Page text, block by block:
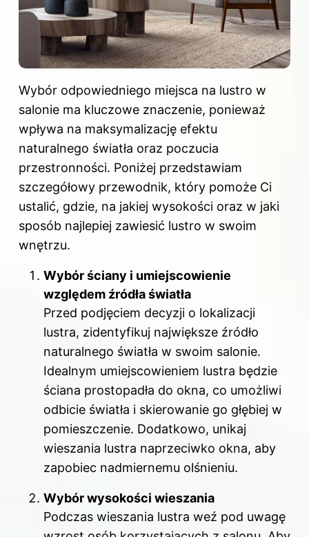
Wybór odpowiedniego miejsca na lustro w
salonie ma kluczowe znaczenie, ponieważ
wpływa na maksymalizację efektu
naturalnego światła oraz poczucia
przestronności. Poniżej przedstawiam
szczegółowy przewodnik, który pomoże Ci
ustalić, gdzie, na jakiej wysokości oraz w jaki
sposób najlepiej zawiesić lustro w swoim
wnętrzu.
Wybór ściany i umiejscowienie
względem źródła światła
Przed podjęciem decyzji o lokalizacji
lustra, zidentyfikuj największe źródło
naturalnego światła w swoim salonie.
Idealnym umiejscowieniem lustra będzie
ściana prostopadła do okna, co umożliwi
odbicie światła i skierowanie go głębiej w
pomieszczenie. Dodatkowo, unikaj
wieszania lustra naprzeciwko okna, aby
zapobiec nadmiernemu olśnieniu.
Wybór wysokości wieszania
Podczas wieszania lustra weź pod uwagę